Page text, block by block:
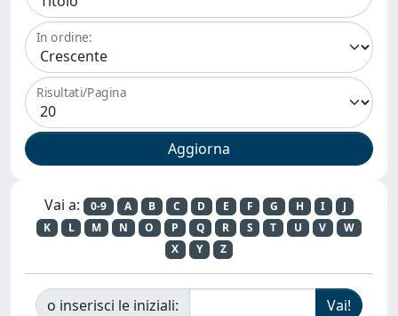
In ordine:
Risultati/Pagina
Vai a: 0-9 A B C D E F G H I
J
K
L M N O P Q R S T U V
W
X
Y Z
o inserisci le iniziali: